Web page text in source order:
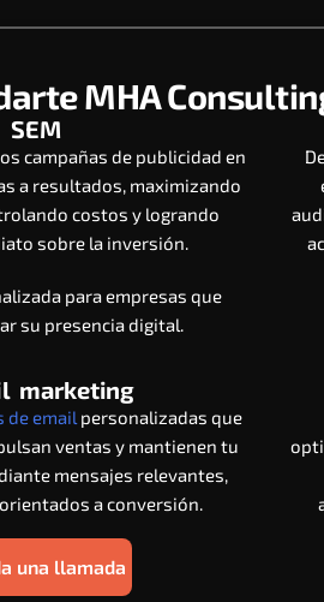
MHA
SEM
a resultados, maximizando
costos y logrando
sobre la inversión.
para empresas que
su presencia digital.
marketing
de email personalizadas que
ventas y mantienen tu
mensajes relevantes,
a conversión.
una llamada